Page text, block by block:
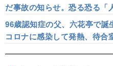
だ事故の知らせ。恐る恐る「
うと…老々介護の父と娘【第
96歳認知症の父、六花亭で誕
コロナに感染して発熱、待